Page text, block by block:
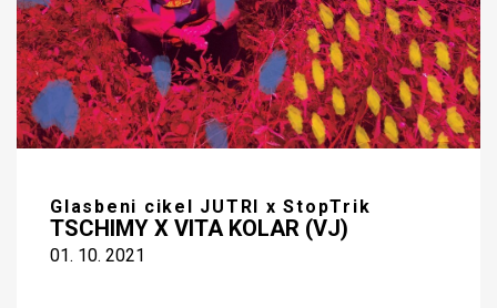
Glasbeni cikel JUTRI x StopTrik
TSCHIMY X VITA KOLAR (VJ)
01. 10. 2021